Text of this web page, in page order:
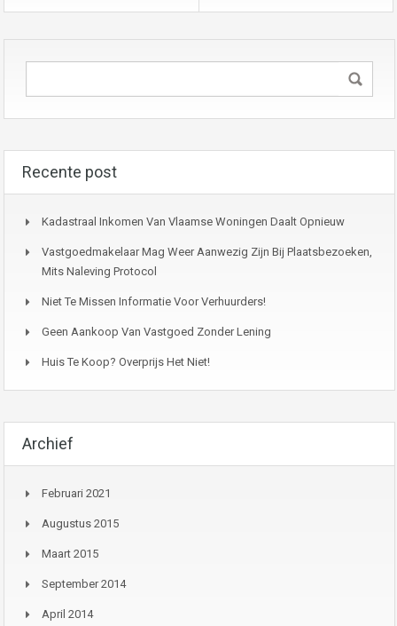
Recente post
Kadastraal Inkomen Van Vlaamse Woningen Daalt Opnieuw
Vastgoedmakelaar Mag Weer Aanwezig Zijn Bij Plaatsbezoeken,
Mits Naleving Protocol
Niet Te Missen Informatie Voor Verhuurders!
Geen Aankoop Van Vastgoed Zonder Lening
Huis Te Koop? Overprijs Het Niet!
Archief
Februari 2021
Augustus 2015
Maart 2015
September 2014
April 2014